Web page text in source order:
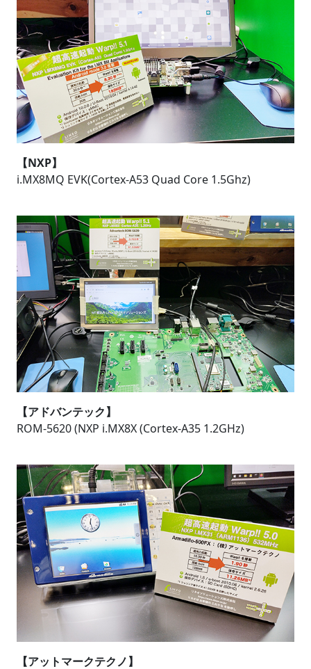
【NXP】
i.MX8MQ EVK(Cortex-A53 Quad Core 1.5Ghz)
【アドバンテック】
ROM-5620 (NXP i.MX8X (Cortex-A35 1.2GHz)
【アットマークテクノ】